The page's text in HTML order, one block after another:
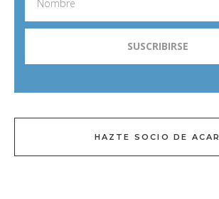
HAZTE SOCIO DE ACAR